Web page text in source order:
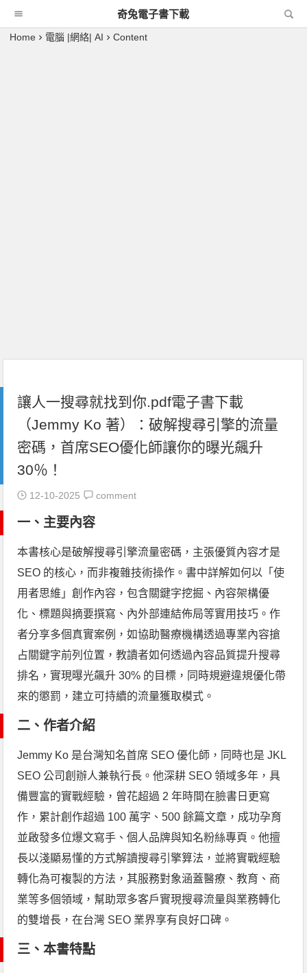
奇兔電子書下載
Home 電腦 |網絡| AI Content
讓人一搜尋就找到你.pdf電子書下載
（Jemmy Ko 著）：破解搜尋引擎的流量
密碼，首席SEO優化師讓你的曝光飆升
30％！
12-10-2025 comment
一、主要內容
本書核心是破解搜尋引擎流量密碼，主張優質內容才是
SEO 的核心，而非複雜技術操作。書中詳解如何以「使
用者思維」創作內容，包含關鍵字挖掘、內容架構優
化、標題與摘要撰寫、內外部連結佈局等實用技巧。作
者分享多個真實案例，如協助醫療機構透過專業內容搶
占關鍵字前列位置，教讀者如何透過內容品質提升搜尋
排名，實現曝光飆升 30% 的目標，同時規避違規優化帶
來的懲罰，建立可持續的流量獲取模式。
二、作者介紹
Jemmy Ko 是台灣知名首席 SEO 優化師，同時也是 JKL
SEO 公司創辦人兼執行長。他深耕 SEO 領域多年，具
備豐富的實戰經驗，曾花超過 2 年時間在臉書日更寫
作，累計創作超過 100 萬字、500 餘篇文章，成功孕育
並啟發多位爆文寫手、個人品牌與知名粉絲專頁。他擅
長以淺顯易懂的方式解讀搜尋引擎算法，並將實戰經驗
轉化為可複製的方法，其服務對象涵蓋醫療、教育、商
業等多個領域，幫助眾多客戶實現搜尋流量與業務轉化
的雙增長，在台灣 SEO 業界享有良好口碑。
三、本書特點